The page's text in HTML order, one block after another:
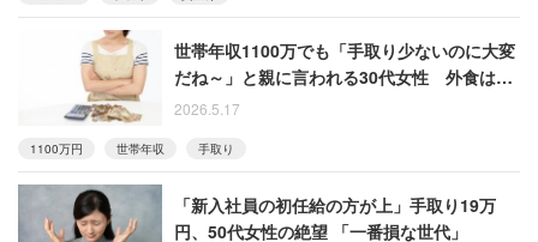
世帯年収1100万でも「手取り少ないのに大変
だね～」と親に言われる30代女性 外食はサ
イゼやフードコート
2026.5.17
1100万円 世帯年収 手取り
「新入社員の初任給の方が上」手取り19万
円、50代女性の絶望 「一番損な世代」